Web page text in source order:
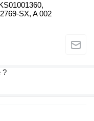
SX, A 002
?